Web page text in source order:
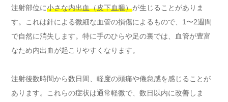
注射部位に小さな内出血（皮下血腫）が生じることがありま
す。これは針による微細な血管の損傷によるもので、1〜2週間
で自然に消失します。特に手のひらや足の裏では、血管が豊富
なため内出血が起こりやすくなります。
注射後数時間から数日間、軽度の頭痛や倦怠感を感じることが
あります。これらの症状は通常軽微で、数日以内に改善しま